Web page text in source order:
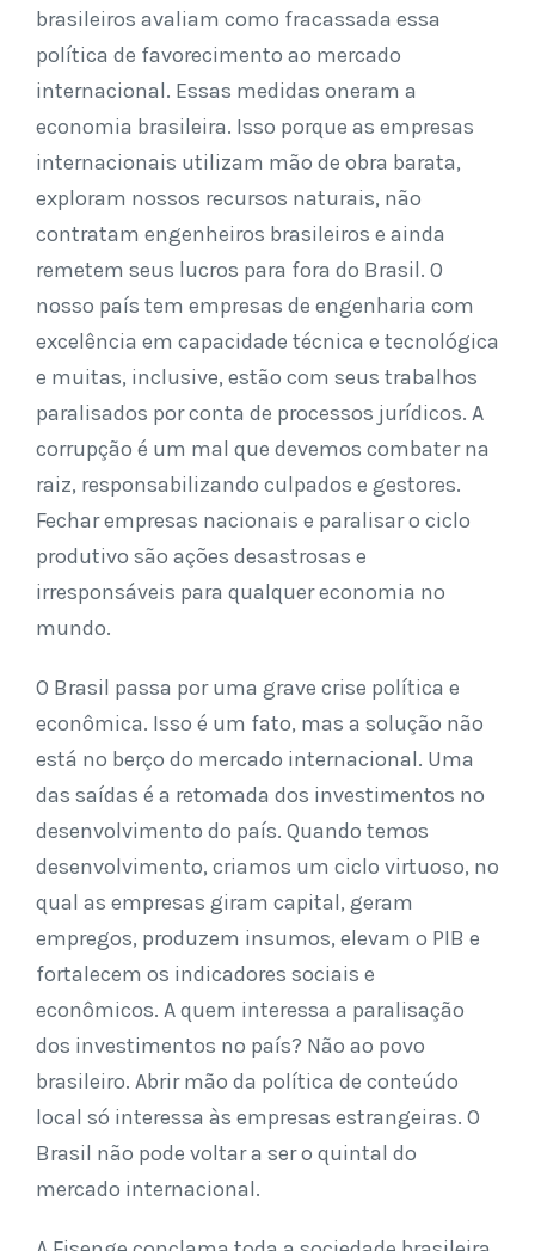
brasileiros avaliam como fracassada essa
política de favorecimento ao mercado
internacional. Essas medidas oneram a
economia brasileira. Isso porque as empresas
internacionais utilizam mão de obra barata,
exploram nossos recursos naturais, não
contratam engenheiros brasileiros e ainda
remetem seus lucros para fora do Brasil. O
nosso país tem empresas de engenharia com
excelência em capacidade técnica e tecnológica
e muitas, inclusive, estão com seus trabalhos
paralisados por conta de processos jurídicos. A
corrupção é um mal que devemos combater na
raiz, responsabilizando culpados e gestores.
Fechar empresas nacionais e paralisar o ciclo
produtivo são ações desastrosas e
irresponsáveis para qualquer economia no
mundo.
O Brasil passa por uma grave crise política e
econômica. Isso é um fato, mas a solução não
está no berço do mercado internacional. Uma
das saídas é a retomada dos investimentos no
desenvolvimento do país. Quando temos
desenvolvimento, criamos um ciclo virtuoso, no
qual as empresas giram capital, geram
empregos, produzem insumos, elevam o PIB e
fortalecem os indicadores sociais e
econômicos. A quem interessa a paralisação
dos investimentos no país? Não ao povo
brasileiro. Abrir mão da política de conteúdo
local só interessa às empresas estrangeiras. O
Brasil não pode voltar a ser o quintal do
mercado internacional.